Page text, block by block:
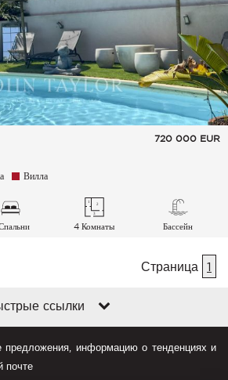
720 000 EUR
Вилла
4 Комнаты Бассейн
Страница 1
ссылки
предложения, информацию о тенденциях и
почте